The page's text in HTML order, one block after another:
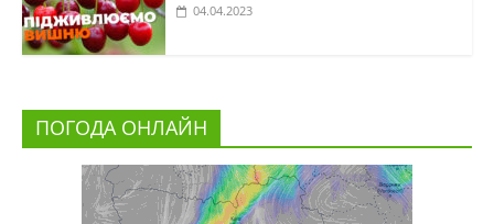
04.04.2023
ПОГОДА ОНЛАЙН